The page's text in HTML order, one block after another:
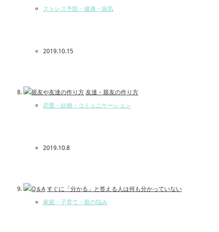
ストレス予防・健康・病気
2019.10.15
友達・親友の作り方
恋愛・結婚・コミュニケーション
2019.10.8
すぐに「分かる」と答える人は何も分かっていない
家庭・子育て・親の悩み